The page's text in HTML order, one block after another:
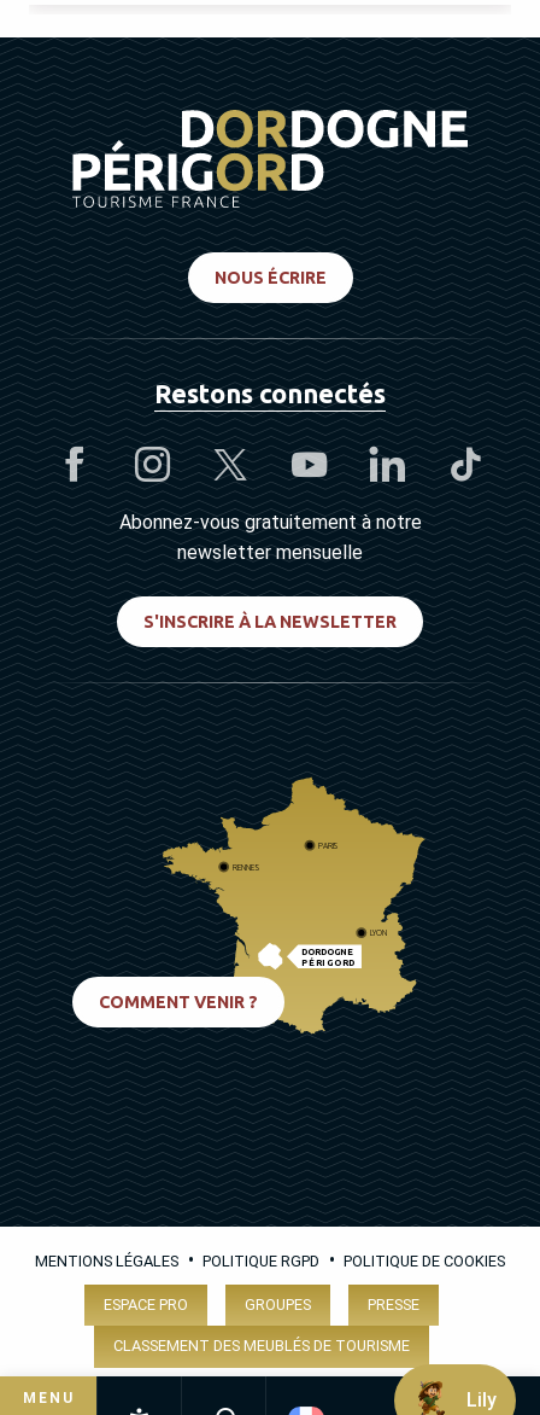
MENU
NOUS ÉCRIRE
Restons connectés
Abonnez-vous gratuitement à notre
newsletter mensuelle
S'INSCRIRE À LA NEWSLETTER
DORDOGNE
PÉRIGORD
PARIS
RENNES
LYON
COMMENT VENIR ?
MENTIONS LÉGALES • POLITIQUE RGPD • POLITIQUE DE COOKIES
ESPACE PRO GROUPES PRESSE
CLASSEMENT DES MEUBLÉS DE TOURISME
Lily